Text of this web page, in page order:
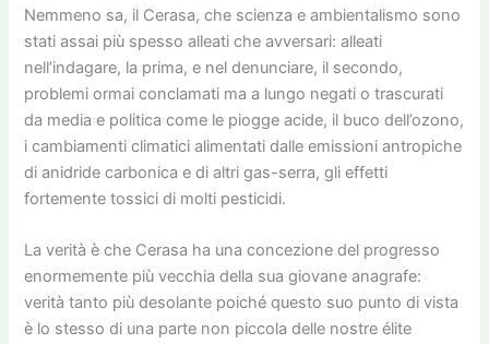
Nemmeno sa, il Cerasa, che scienza e ambientalismo sono
stati assai più spesso alleati che avversari: alleati
nell’indagare, la prima, e nel denunciare, il secondo,
problemi ormai conclamati ma a lungo negati o trascurati
da media e politica come le piogge acide, il buco dell’ozono,
i cambiamenti climatici alimentati dalle emissioni antropiche
di anidride carbonica e di altri gas-serra, gli effetti
fortemente tossici di molti pesticidi.
La verità è che Cerasa ha una concezione del progresso
enormemente più vecchia della sua giovane anagrafe:
verità tanto più desolante poiché questo suo punto di vista
è lo stesso di una parte non piccola delle nostre élite